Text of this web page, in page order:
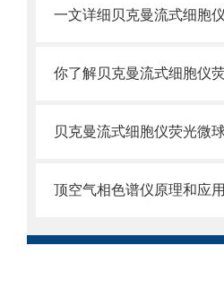
顶空气相色谱仪原理和应用